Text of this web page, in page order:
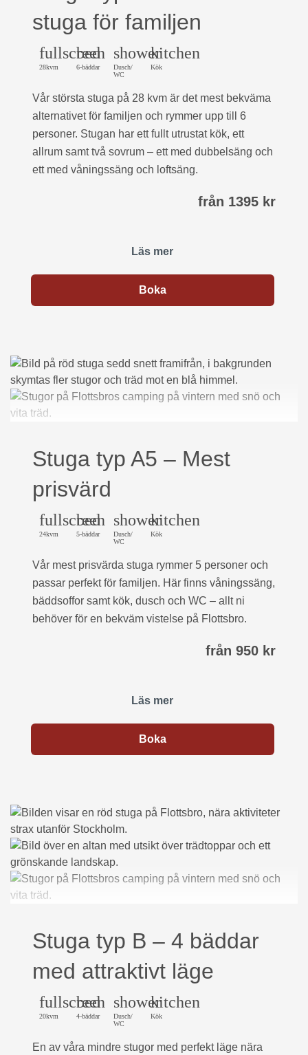
stuga för familjen
fullscreen
28kvm
bed
6-bäddar
shower
Dusch/
WC
kitchen
Kök
Vår största stuga på 28 kvm är det mest bekväma
alternativet för familjen och rymmer upp till 6
personer. Stugan har ett fullt utrustat kök, ett
allrum samt två sovrum – ett med dubbelsäng och
ett med våningssäng och loftsäng.
från 1395 kr
Läs mer
Boka
Stuga typ A5 – Mest
prisvärd
fullscreen
24kvm
bed
5-bäddar
shower
Dusch/
WC
kitchen
Kök
Vår mest prisvärda stuga rymmer 5 personer och
passar perfekt för familjen. Här finns våningssäng,
bäddsoffor samt kök, dusch och WC – allt ni
behöver för en bekväm vistelse på Flottsbro.
från 950 kr
Läs mer
Boka
Stuga typ B – 4 bäddar
med attraktivt läge
fullscreen
20kvm
bed
4-bäddar
shower
Dusch/
WC
kitchen
Kök
En av våra mindre stugor med perfekt läge nära